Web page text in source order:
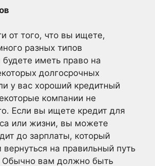
от того, что вы ищете,
разных типов
иметь право на
долгосрочных
у вас хороший кредитный
компании не
Если вы ищете кредит для
или жизни, вы можете
до зарплаты, который
на правильный путь
Обычно вам должно быть